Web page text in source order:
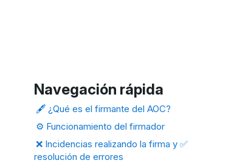
Navegación rápida
🖋️ ¿Qué es el firmante del AOC?
⚙️ Funcionamiento del firmador
❌ Incidencias realizando la firma y ✅
resolución de errores